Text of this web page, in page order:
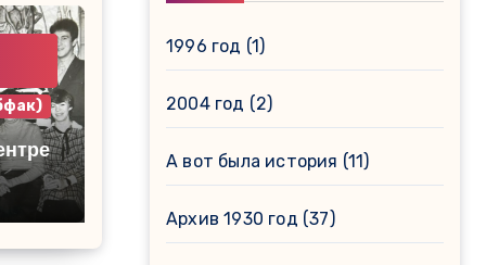
1996 год (1)
2004 год (2)
А вот была история (11)
Архив 1930 год (37)